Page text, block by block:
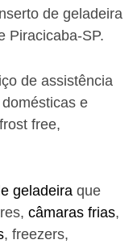
de geladeira
Piracicaba-SP.
de assistência
e
free,
geladeira que
câmaras frias,
, freezers,